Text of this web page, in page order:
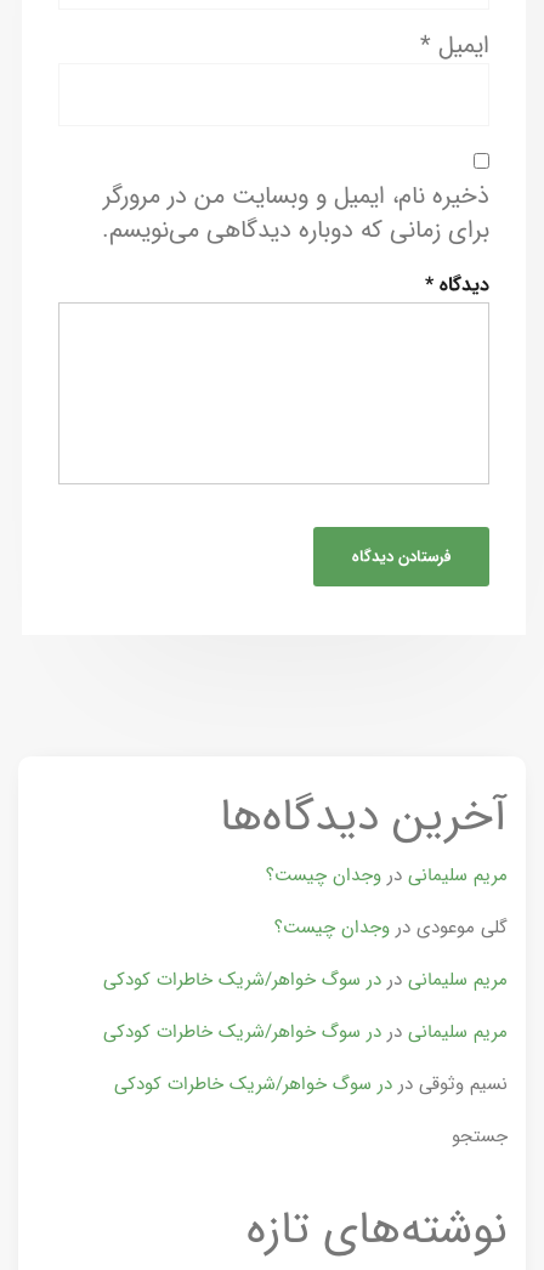
ایمیل *
ذخیره نام، ایمیل و وبسایت من در مرورگر
برای زمانی که دوباره دیدگاهی می‌نویسم.
دیدگاه*
آخرین دیدگاه‌ها
مریم سلیمانی در وجدان چیست؟
گلی موعودی در وجدان چیست؟
مریم سلیمانی در در سوگ خواهر/شریک خاطرات کودکی
مریم سلیمانی در در سوگ خواهر/شریک خاطرات کودکی
نسیم وثوقی در در سوگ خواهر/شریک خاطرات کودکی
جستجو
نوشته‌های تازه